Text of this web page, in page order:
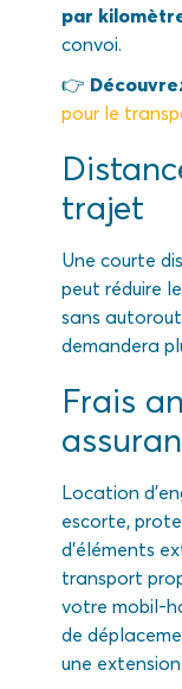
par
convoi.
👉
pour le
trajet
Une courte
peut réduire
sans
demandera
Frais
Location
escorte,
d’éléments
transport
votre mobil-
de
une